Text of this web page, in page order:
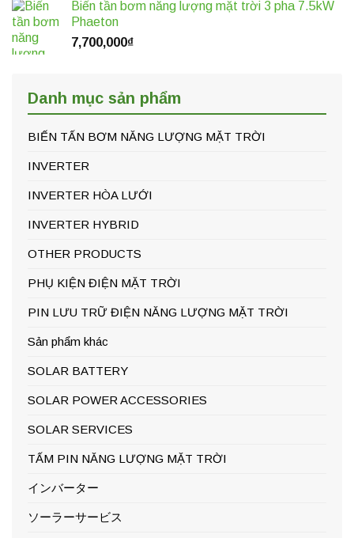
Biến tần bơm năng lượng mặt trời 3 pha 7.5kW
Phaeton
7,700,000₫
Danh mục sản phẩm
BIẾN TẤN BƠM NĂNG LƯỢNG MẶT TRỜI
INVERTER
INVERTER HÒA LƯỚI
INVERTER HYBRID
OTHER PRODUCTS
PHỤ KIỆN ĐIỆN MẶT TRỜI
PIN LƯU TRỮ ĐIỆN NĂNG LƯỢNG MẶT TRỜI
Sản phẩm khác
SOLAR BATTERY
SOLAR POWER ACCESSORIES
SOLAR SERVICES
TẤM PIN NĂNG LƯỢNG MẶT TRỜI
インバーター
ソーラーサービス